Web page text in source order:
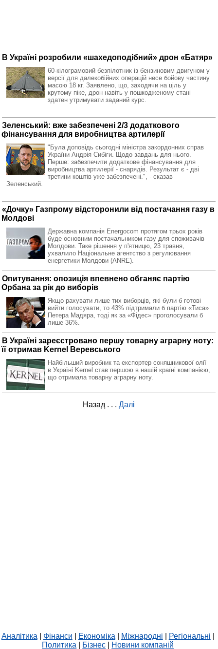
В Україні розробили «шахедоподібний» дрон «Батяр»
60-кілограмовий безпілотник із бензиновим двигуном у
версії для далекобійних операцій несе бойову частину
масою 18 кг. Заявлено, що, заходячи на ціль у
крутому піке, дрон навіть у пошкодженому стані
здатен утримувати заданий курс.
Зеленський: вже забезпечені 2/3 додаткового
фінансування для виробництва артилерії
"Була доповідь сьогодні міністра закордонних справ
України Андрія Сибіги. Щодо завдань для нього.
Перше: забезпечити додаткове фінансування для
виробництва артилерії - снарядів. Результат є - дві
третини коштів уже забезпечені.", - сказав
Зеленський.
«Дочку» Газпрому відсторонили від постачання газу в
Молдові
Державна компанія Energocom протягом трьох років
буде основним постачальником газу для споживачів
Молдови. Таке рішення у п'ятницю, 23 травня,
ухвалило Національне агентство з регулювання
енергетики Молдови (ANRE).
Опитування: опозиція впевнено обганяє партію
Орбана за рік до виборів
Якщо рахувати лише тих виборців, які були б готові
вийти голосувати, то 43% підтримали б партію «Тиса»
Петера Мадяра, тоді як за «Фідес» проголосували б
лише 36%.
В Україні зареєстровано першу товарну аграрну ноту:
її отримав Kernel Веревського
Найбільший виробник та експортер соняшникової олії
в Україні Kernel став першою в нашій країні компанією,
що отримала товарну аграрну ноту.
Назад . . . Далі
Аналітика Фінанси Економіка Міжнародні Регіональні
Политика
Бізнес Новини компаній